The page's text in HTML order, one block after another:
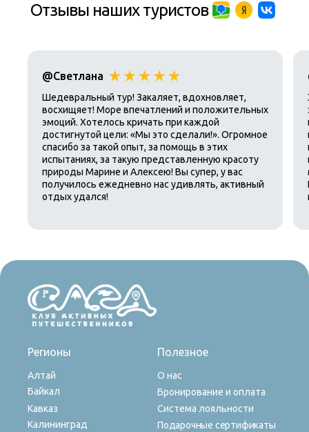
Отзывы наших туристов
@Светлана
Шедевральный тур! Закаляет, вдохновляет,
восхищяет! Море впечатлений и положительных
эмоций. Хотелось кричать при каждой
достигнутой цели: «Мы это сделали!». Огромное
спасибо за такой опыт, за помощь в этих
испытаниях, за такую представленную красоту
природы Марине и Алексею! Вы супер, у вас
получилось ежедневно нас удивлять, активный
отдых удался!
Регионы
О нас
Алтай
Байкал
Кавказ
Калининград
Бронирование и оплата
Система лояльности
Подарочные сертификаты
Полезное